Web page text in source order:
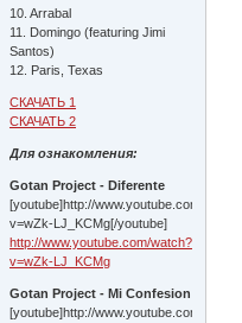
10. Arrabal
11. Domingo (featuring Jimi
Santos)
12. Paris, Texas
СКАЧАТЬ 1
СКАЧАТЬ 2
Для ознакомления:
Gotan Project - Diferente
[youtube]http://www.youtube.com/
v=wZk-LJ_KCMg[/youtube]
http://www.youtube.com/watch?
v=wZk-LJ_KCMg
Gotan Project - Mi Confesion
[youtube]http://www.youtube.com/